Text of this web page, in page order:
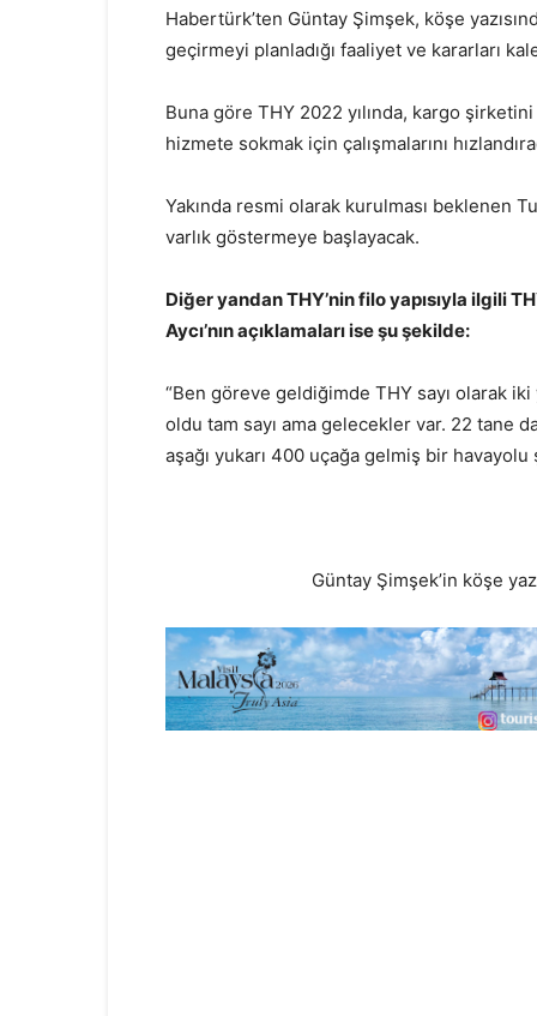
Habertürk’ten Güntay Şimşek, köşe
geçirmeyi planladığı faaliyet ve kararları
Buna göre THY 2022 yılında, kargo
hizmete sokmak için çalışmalarını
Yakında resmi olarak kurulması beklenen
varlık göstermeye başlayacak.
Diğer yandan THY’nin filo yapısıyla ilgili
Aycı’nın açıklamaları ise şu şekilde:
“Ben göreve geldiğimde THY sayı olarak
oldu tam sayı ama gelecekler var. 22 tane
aşağı yukarı 400 uçağa gelmiş bir havayolu
Güntay Şimşek’in köşe